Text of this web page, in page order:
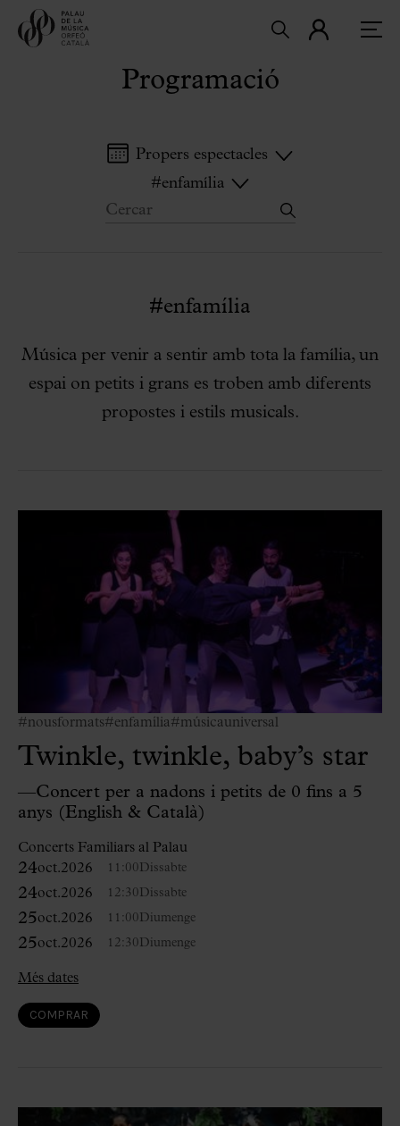
Programació
Propers espectacles
#enfamília
#enfamília
Música per venir a sentir amb tota la família, un
espai on petits i grans es troben amb diferents
propostes i estils musicals.
#nousformats#enfamília#músicauniversal
Twinkle, twinkle, baby’s star
—Concert per a nadons i petits de 0 fins a 5
anys (English & Català)
Concerts Familiars al Palau
24oct.2026 11:00Dissabte
24oct.2026 12:30Dissabte
25oct.2026 11:00Diumenge
25oct.2026 12:30Diumenge
Més dates
COMPRAR